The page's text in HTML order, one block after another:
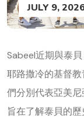
JULY 9,
Sabeel近期與泰
耶路撒冷的基督
們分別代表亞美
旨在了解泰貝的